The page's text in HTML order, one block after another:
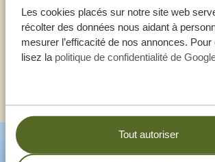
Les cookies placés sur notre site web
récolter des données nous aidant à
mesurer l’efficacité de nos annonces.
lisez la politique de confidentialité de
Tout autoriser
FR:+33 257 28 0079